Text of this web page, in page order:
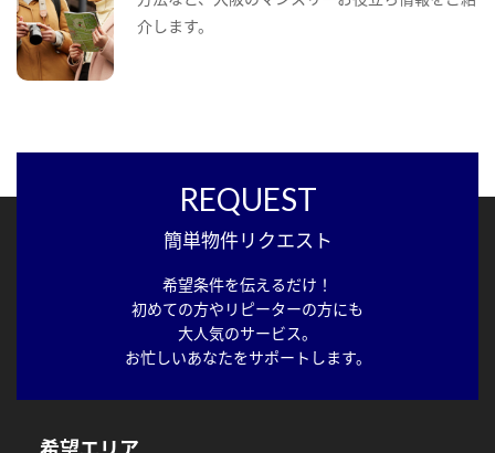
介します。
REQUEST
簡単物件リクエスト
希望条件を伝えるだけ！
初めての方やリピーターの方にも
大人気のサービス。
お忙しいあなたをサポートします。